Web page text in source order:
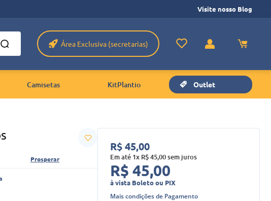
Visite nosso Blog
Área Exclusiva (secretarias)
Camisetas KitPlantio Outlet
Prosperar
R$45,00
Em até 1x R$45,00sem juros
R$ 45,00
à vista Boleto ou PIX
Mais condições de Pagamento